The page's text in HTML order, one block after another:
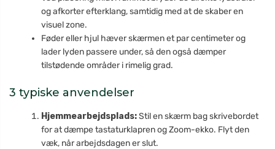
og afkorter efterklang, samtidig med at de skaber en
visuel zone.
Føder eller hjul hæver skærmen et par centimeter og
lader lyden passere under, så den også dæmper
tilstødende områder i rimelig grad.
3 typiske anvendelser
Hjemmearbejdsplads:Stil en skærm bag skrivebordet
for at dæmpe tastaturklapren og Zoom-ekko. Flyt den
væk, når arbejdsdagen er slut.